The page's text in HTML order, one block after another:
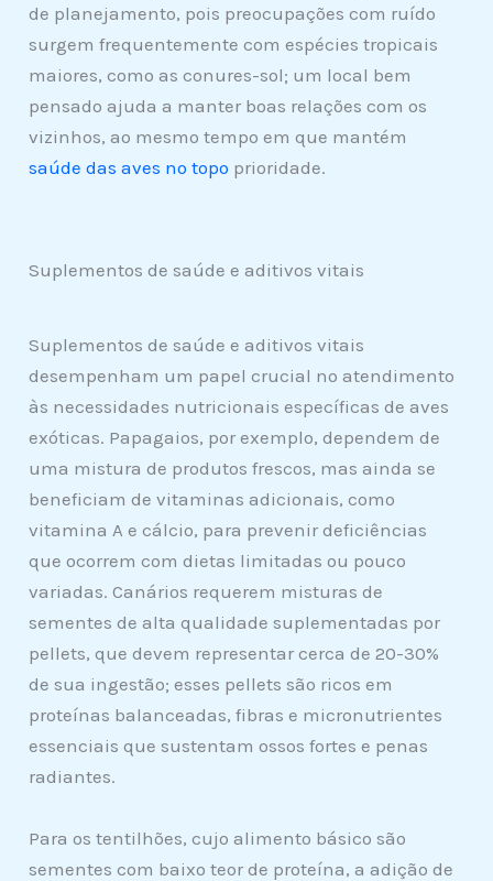
de planejamento, pois preocupações com ruído
surgem frequentemente com espécies tropicais
maiores, como as conures-sol; um local bem
pensado ajuda a manter boas relações com os
vizinhos, ao mesmo tempo em que mantém
saúde das aves no topo prioridade.
Suplementos de saúde e aditivos vitais
Suplementos de saúde e aditivos vitais
desempenham um papel crucial no atendimento
às necessidades nutricionais específicas de aves
exóticas. Papagaios, por exemplo, dependem de
uma mistura de produtos frescos, mas ainda se
beneficiam de vitaminas adicionais, como
vitamina A e cálcio, para prevenir deficiências
que ocorrem com dietas limitadas ou pouco
variadas. Canários requerem misturas de
sementes de alta qualidade suplementadas por
pellets, que devem representar cerca de 20-30%
de sua ingestão; esses pellets são ricos em
proteínas balanceadas, fibras e micronutrientes
essenciais que sustentam ossos fortes e penas
radiantes.
Para os tentilhões, cujo alimento básico são
sementes com baixo teor de proteína, a adição de